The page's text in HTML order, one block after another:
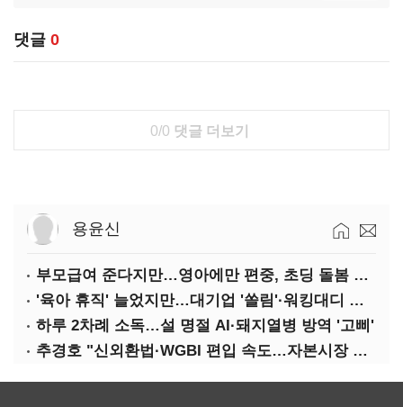
댓글 0
0/0 댓글 더보기
용윤신
부모급여 준다지만…영아에만 편중, 초딩 돌봄 절실
'육아 휴직' 늘었지만…대기업 '쏠림'·워킹대디 여전히 '저조'
하루 2차례 소독…설 명절 AI·돼지열병 방역 '고삐'
추경호 "신외환법·WGBI 편입 속도…자본시장 투자환경 개선"